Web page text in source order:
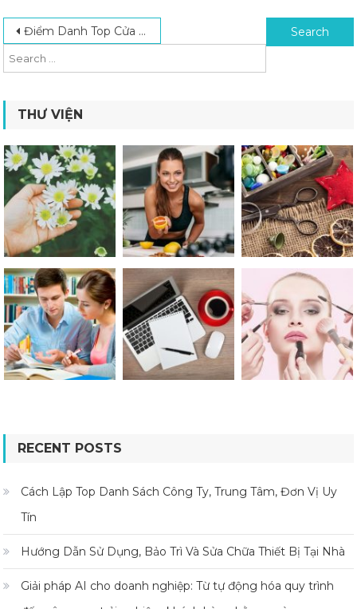
Post navigation
Điểm Danh Top Cửa Hàng Bán Camera Quan Sát TPHCM Uy Tín Chất Lượng Search for:
THƯ VIỆN
RECENT POSTS
Cách Lập Top Danh Sách Công Ty, Trung Tâm, Đơn Vị Uy
Tín
Hướng Dẫn Sử Dụng, Bảo Trì Và Sửa Chữa Thiết Bị Tại Nhà
Giải pháp AI cho doanh nghiệp: Từ tự động hóa quy trình